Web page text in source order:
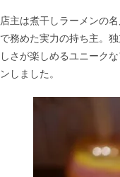
店主は煮干しラーメンの
で務めた実力の持ち主。
しさが楽しめるユニーク
ンしました。